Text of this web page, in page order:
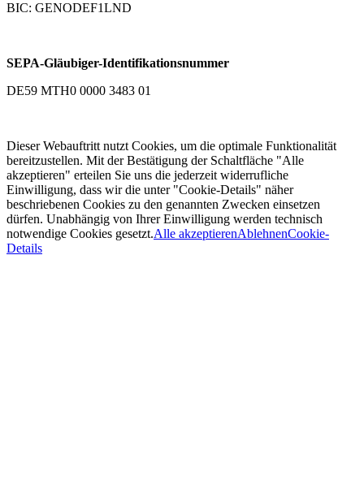
BIC: GENODEF1LND
SEPA-Gläubiger-Identifikationsnummer
DE59 MTH0 0000 3483 01
Dieser Webauftritt nutzt Cookies, um die optimale Funktionalität
bereitzustellen. Mit der Bestätigung der Schaltfläche "Alle
akzeptieren" erteilen Sie uns die jederzeit widerrufliche
Einwilligung, dass wir die unter "Cookie-Details" näher
beschriebenen Cookies zu den genannten Zwecken einsetzen
dürfen. Unabhängig von Ihrer Einwilligung werden technisch
notwendige Cookies gesetzt.Alle akzeptierenAblehnenCookie-
Details